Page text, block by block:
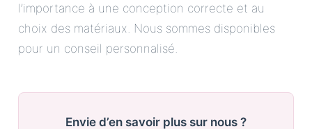
l’importance à une conception correcte et au
choix des matériaux. Nous sommes disponibles
pour un conseil personnalisé.
Envie d’en savoir plus sur nous ?